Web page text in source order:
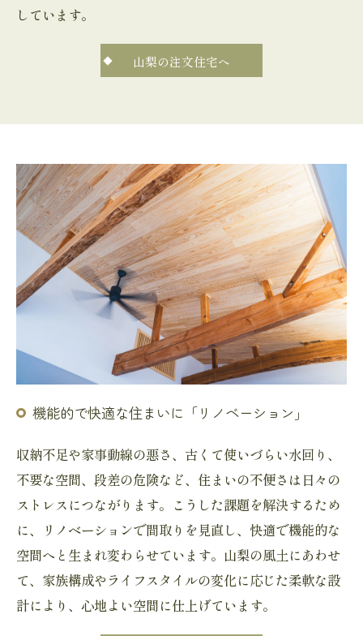
しています。
山梨の注文住宅へ
機能的で快適な住まいに「リノベーション」
収納不足や家事動線の悪さ、古くて使いづらい水回り、
不要な空間、段差の危険など、住まいの不便さは日々の
ストレスにつながります。こうした課題を解決するため
に、リノベーションで間取りを見直し、快適で機能的な
空間へと生まれ変わらせています。山梨の風土にあわせ
て、家族構成やライフスタイルの変化に応じた柔軟な設
計により、心地よい空間に仕上げています。